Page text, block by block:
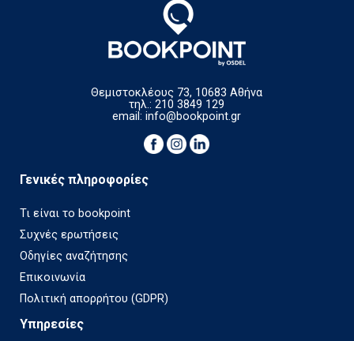
Θεμιστοκλέους 73, 10683 Αθήνα
τηλ.: 210 3849 129
email:info@bookpoint.gr
Γενικές πληροφορίες
Τι είναι το bookpoint
Συχνές ερωτήσεις
Οδηγίες αναζήτησης
Επικοινωνία
Πολιτική απορρήτου (GDPR)
Υπηρεσίες